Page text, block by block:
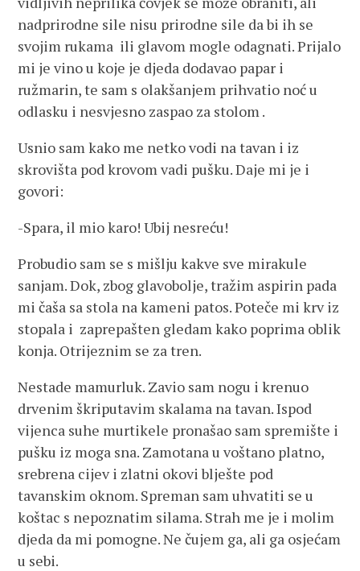
nadprirodne sile nisu prirodne sile da bi ih se
svojim rukama ili glavom mogle odagnati. Prijalo
mi je vino u koje je djeda dodavao papar i
ružmarin, te sam s olakšanjem prihvatio noć u
odlasku i nesvjesno zaspao za stolom .
Usnio sam kako me netko vodi na tavan i iz
skrovišta pod krovom vadi pušku. Daje mi je i
govori:
-Spara, il mio karo! Ubij nesreću!
Probudio sam se s mišlju kakve sve mirakule
sanjam. Dok, zbog glavobolje, tražim aspirin pada
mi čaša sa stola na kameni patos. Poteče mi krv iz
stopala i zaprepašten gledam kako poprima oblik
konja. Otrijeznim se za tren.
Nestade mamurluk. Zavio sam nogu i krenuo
drvenim škriputavim skalama na tavan. Ispod
vijenca suhe murtikele pronašao sam spremište i
pušku iz moga sna. Zamotana u voštano platno,
srebrena cijev i zlatni okovi blješte pod
tavanskim oknom. Spreman sam uhvatiti se u
koštac s nepoznatim silama. Strah me je i molim
djeda da mi pomogne. Ne čujem ga, ali ga osjećam
u sebi.